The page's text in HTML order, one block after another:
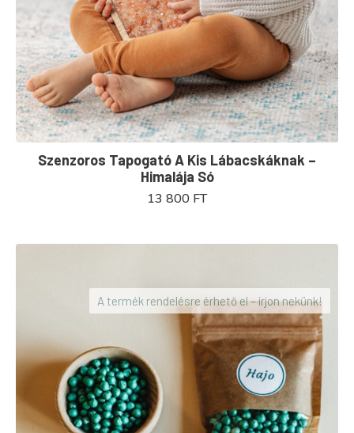
Szenzoros Tapogató A Kis Lábacskáknak –
Himalája Só
13 800 FT
A termék rendelésre érhető el – írjon nekünk!